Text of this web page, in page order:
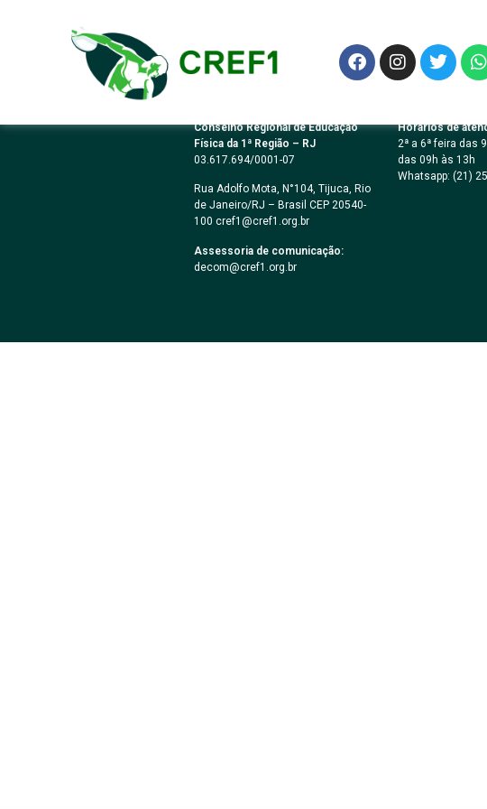
TOMADA DE PREÇO
Conselho Regional de Educação
Física da 1ª Região – RJ
03.617.694/0001-07
Rua Adolfo Mota, N°104, Tijuca, Rio
de Janeiro/RJ – Brasil CEP 20540-
100 cref1@cref1.org.br
Assessoria de comunicação:
decom@cref1.org.br
Horários de
2ª a 6ª feira das
das 09h às 13h
Whatsapp: (21)